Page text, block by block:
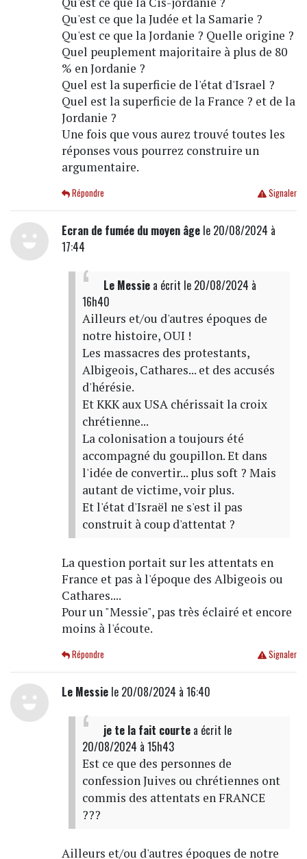
Qu'est ce que la Judée et la Samarie ?
Qu'est ce que la Jordanie ? Quelle origine ?
Quel peuplement majoritaire à plus de 80
% en Jordanie ?
Quel est la superficie de l'état d'Israel ?
Quel est la superficie de la France ? et de la
Jordanie ?
Une fois que vous aurez trouvé toutes les
réponses vous pourrez construire un
argumentaire.
Signaler
Répondre
Ecran de fumée du moyen âgele 20/08/2024 à
17:44
Le Messiea écrit le 20/08/2024 à
16h40
Ailleurs et/ou d'autres époques de
notre histoire, OUI !
Les massacres des protestants,
Albigeois, Cathares... et des accusés
d'hérésie.
Et KKK aux USA chérissait la croix
chrétienne...
La colonisation a toujours été
accompagné du goupillon. Et dans
l'idée de convertir... plus soft ? Mais
autant de victime, voir plus.
Et l'état d'Israël ne s'est il pas
construit à coup d'attentat ?
La question portait sur les attentats en
France et pas à l'époque des Albigeois ou
Cathares....
Pour un "Messie", pas très éclairé et encore
moins à l'écoute.
Signaler
Répondre
Le Messiele 20/08/2024 à 16:40
je te la fait courtea écrit le
20/08/2024 à 15h43
Est ce que des personnes de
confession Juives ou chrétiennes ont
commis des attentats en FRANCE
???
Ailleurs et/ou d'autres époques de notre